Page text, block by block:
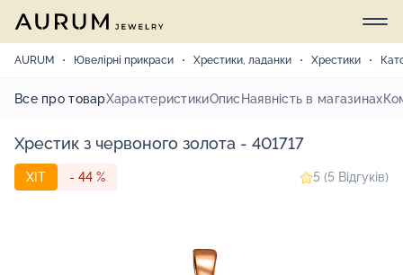
AURUM Ювелірні прикраси Хрестики, ладанки Хрестики
Все про товарХарактеристикиОпис Наявність в магазинах
Хрестик з червоного золота - 401717
ХІТ - 44 % 5 (5 Відгуків)